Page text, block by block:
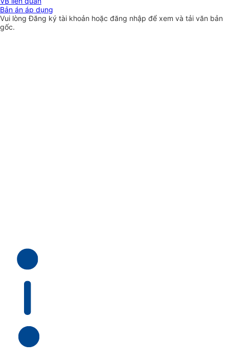
Bản án áp dụng
Vui lòngĐăng ký tài khoản hoặc đăng nhập để xem và tải văn bản
gốc.